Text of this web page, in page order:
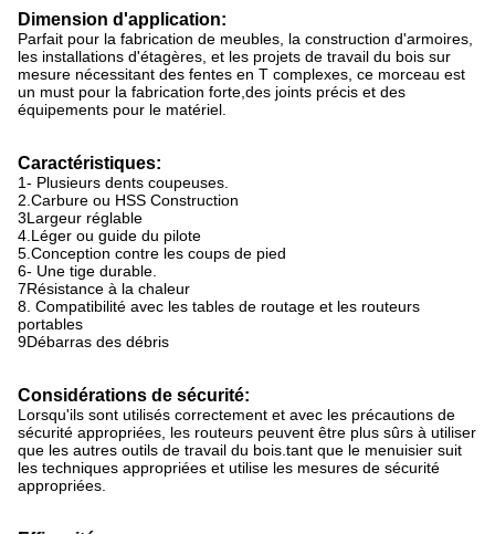
Dimension d'application:
Parfait pour la fabrication de meubles, la construction d'armoires,
les installations d'étagères, et les projets de travail du bois sur
mesure nécessitant des fentes en T complexes, ce morceau est
un must pour la fabrication forte,des joints précis et des
équipements pour le matériel.
Caractéristiques:
1- Plusieurs dents coupeuses.
2.Carbure ou HSS Construction
3Largeur réglable
4.Léger ou guide du pilote
5.Conception contre les coups de pied
6- Une tige durable.
7Résistance à la chaleur
8. Compatibilité avec les tables de routage et les routeurs
portables
9Débarras des débris
Considérations de sécurité:
Lorsqu'ils sont utilisés correctement et avec les précautions de
sécurité appropriées, les routeurs peuvent être plus sûrs à utiliser
que les autres outils de travail du bois.tant que le menuisier suit
les techniques appropriées et utilise les mesures de sécurité
appropriées.